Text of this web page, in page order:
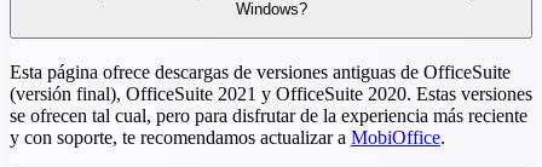
Windows?
Esta página ofrece descargas de versiones antiguas de OfficeSuite
(versión final), OfficeSuite 2021 y OfficeSuite 2020. Estas versiones
se ofrecen tal cual, pero para disfrutar de la experiencia más reciente
y con soporte, te recomendamos actualizar a MobiOffice.